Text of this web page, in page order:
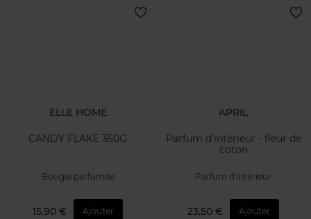
ELLE HOME
CANDY FLAKE 350G
Bougie parfumée
15,90 € Ajouter
APRIL
Parfum d'intérieur - fleur de
coton
Parfum d'intérieur
23,50 € Ajouter